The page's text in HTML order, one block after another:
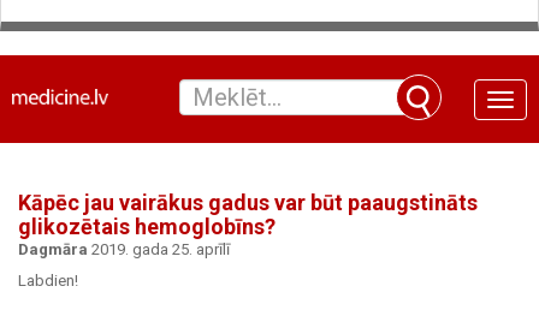
Toggle
Kāpēc jau vairākus gadus var būt paaugstināts
glikozētais hemoglobīns?
Dagmāra 2019. gada 25. aprīlī
Labdien!